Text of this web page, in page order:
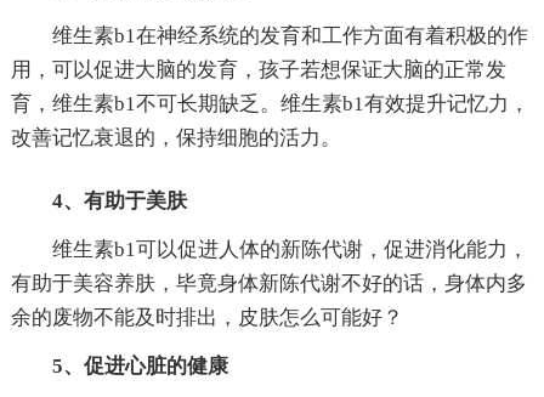
维生素b1在神经系统的发育和工作方面有着积极的作
用，可以促进大脑的发育，孩子若想保证大脑的正常发
育，维生素b1不可长期缺乏。维生素b1有效提升记忆力，
改善记忆衰退的，保持细胞的活力。
4、有助于美肤
维生素b1可以促进人体的新陈代谢，促进消化能力，
有助于美容养肤，毕竟身体新陈代谢不好的话，身体内多
余的废物不能及时排出，皮肤怎么可能好？
5、促进心脏的健康